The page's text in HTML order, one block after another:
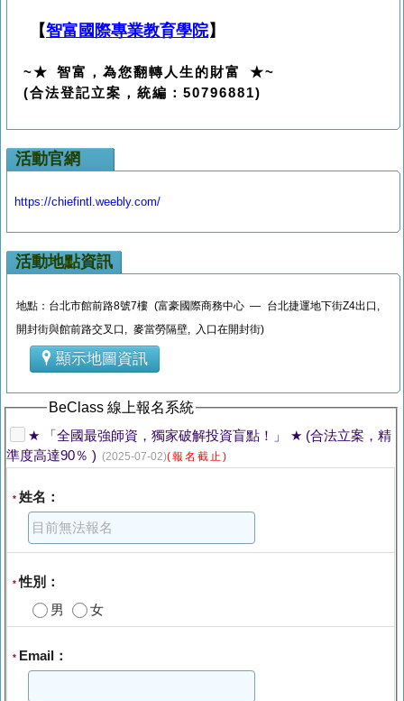
【智富國際專業教育學院】
~★ 智富，為您翻轉人生的財富 ★~
(合法登記立案，統編：50796881)
活動官網
https://chiefintl.weebly.com/
活動地點資訊
地點：台北市館前路8號7樓 (富豪國際商務中心 — 台北捷運地下街Z4出口,
開封街與館前路交叉口, 麥當勞隔壁, 入口在開封街)
顯示地圖資訊
BeClass 線上報名系統
★ 「全國最強師資，獨家破解投資盲點！」 ★ (合法立案，精
準度高達90％ ) (2025-07-02)(報名截止)
* 姓名：
*性別：
男
女
* Email：